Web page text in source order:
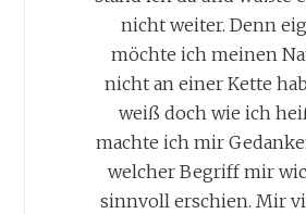
nicht weiter. Denn
möchte ich meinen
nicht an einer Kette
weiß doch wie ich
machte ich mir
welcher Begriff mir
sinnvoll erschien. Mir